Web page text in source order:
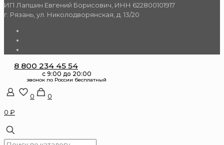
ИП Лапшин Евгений Борисович, ИНН 622800101917
г. Рязань, ул. Николодворянская, д. 13/20
8 800 234 45 54
0
0
0 ₽